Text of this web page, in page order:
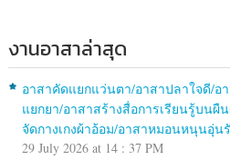
งานอาสาล่าสุด
อาสาคัดแยกแว่นตา/อาสาปลาใจดี/อ
แยกยา/อาสาสร้างสื่อการเรียนรู้บน
จัดกางเกงผ้าอ้อม/อาสาหมอนหนุนอุ่น
29 July 2026 at 14 : 37 PM